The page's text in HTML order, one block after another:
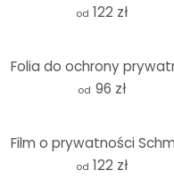
od 122 zł
od 96 zł
od 122 zł